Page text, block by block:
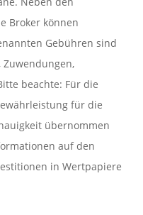
Broker können
Gebühren sind
beachte: Für die
für die
übernommen
auf den
in Wertpapiere